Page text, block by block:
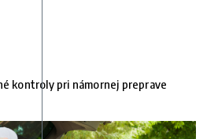
kontroly pri námornej preprave